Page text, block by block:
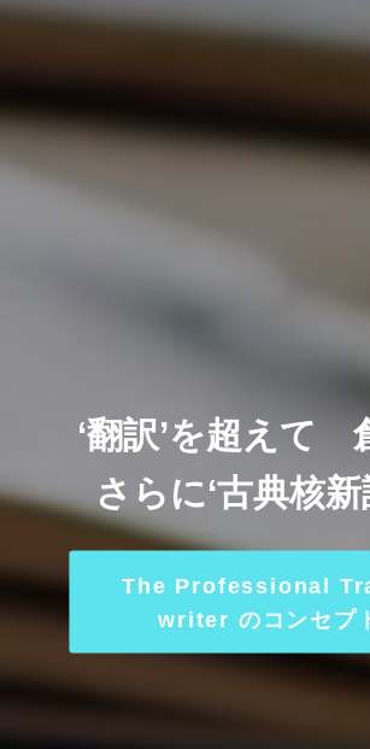
‘翻訳’を超えて
さらに‘古典核新
The Professional
writer のコンセプ